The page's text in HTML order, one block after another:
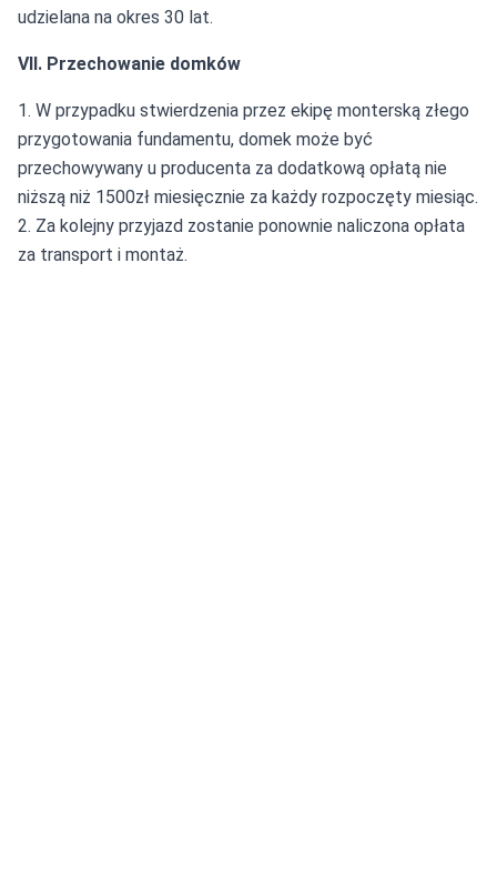
udzielana na okres 30 lat.
VII. Przechowanie domków
1. W przypadku stwierdzenia przez ekipę monterską złego
przygotowania fundamentu, domek może być
przechowywany u producenta za dodatkową opłatą nie
niższą niż 1500zł miesięcznie za każdy rozpoczęty miesiąc.
2. Za kolejny przyjazd zostanie ponownie naliczona opłata
za transport i montaż.